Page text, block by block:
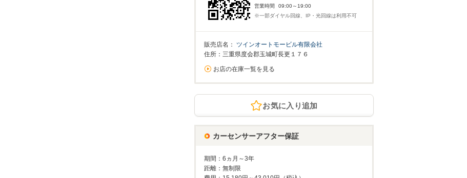
営業時間
09:00～19:00
※一部ダイヤル回線、IP・光回線は利用不可
販売店名： ツインオートモービル有限会社
住所：三重県度会郡玉城町長更１７６
お店の在庫一覧を見る
お気に入り追加
カーセンサーアフター保証
期間：6ヵ月～3年
距離：無制限